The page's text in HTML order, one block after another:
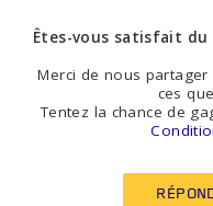
Êtes-vous satisfait du
Merci de nous
ces
Tentez la chance de